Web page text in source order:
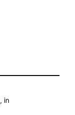
, in